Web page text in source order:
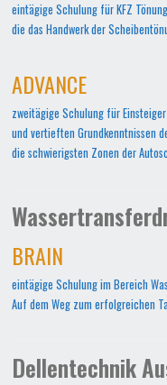
eintägige Schulung für KFZ
die das Handwerk der
ADVANCE
zweitägige Schulung für
und vertieften Grundkenntnissen
die schwierigsten Zonen der
BRAIN
eintägige Schulung im Bereich
Auf dem Weg zum erfolgreichen
Dellentechnik